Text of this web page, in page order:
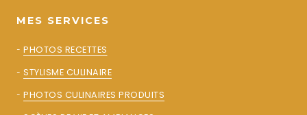
MES SERVICES
- PHOTOS RECETTES
- STYLISME CULINAIRE
- PHOTOS CULINAIRES PRODUITS